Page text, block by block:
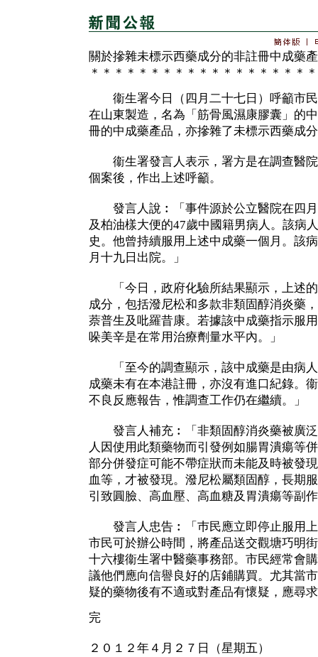
關於摻雜未標示西藥成分的非註冊中成藥
＊＊＊＊＊＊＊＊＊＊＊＊＊＊＊＊＊＊
衞生署今日（四月二十七日）呼籲市民
在山東製造，名為「筋骨風濕康膠囊」的
冊的中成藥產品，亦摻雜了未標示西藥成
衞生署發言人表示，署方是在調查醫院
個案後，作出上述呼籲。
發言人說︰「事件源於公立醫院在四月
及柏油樣大便的47歲中國籍男病人。該病
史。他曾持續服用上述中成藥一個月。該
月十九日出院。」
「今日，政府化驗所結果顯示，上述的
成分，包括潑尼松和多款非類固醇消炎藥
萘普生及吡羅昔康。若據該中成藥指示服
哚美辛是在常用治療劑量水平內。」
「至今的調查顯示，該中成藥是由病人
成藥未有在本港註冊，亦沒有進口紀錄。
不良反應報告，惟調查工作仍在繼續。」
發言人補充︰「非類固醇消炎藥被廣泛
人因使用此類藥物而引發例如腸胃潰瘍等
部分併發症可能不帶症狀而未能及時被發
血等，才被發現。潑尼松屬類固醇，長期
引致圓臉、高血壓、高血糖及胃潰瘍等副
發言人忠告︰「巿民應立即停止服用上
市民可於辦公時間，將產品送交觀塘巧明街
十六樓衞生署中醫藥事務部。市民經常會
議他們應向信譽良好的店鋪購買。尤其當
疑的藥物後有不適或對產品有懷疑，應尋
完
２０１２年４月２７日（星期五）